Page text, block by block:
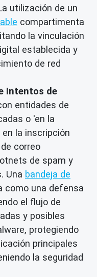
utilización de un
compartimenta
la vinculación
establecida y
de red
Intentos de
entidades de
o 'en la
la inscripción
correo
de spam y
Una bandeja de
como una defensa
el flujo de
y posibles
protegiendo
principales
la seguridad